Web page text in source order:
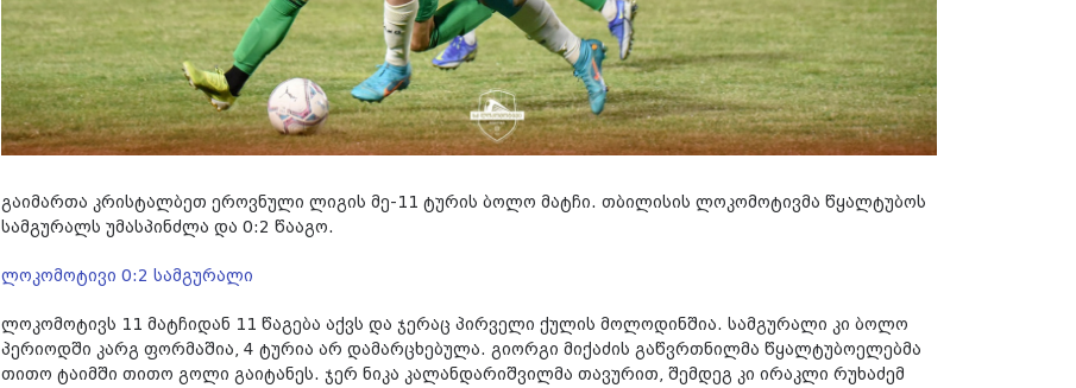
გაიმართა კრისტალბეთ ეროვნული ლიგის მე-11 ტურის ბოლო მატჩი. თბილისის ლოკომოტივმა წყალტუბოს
სამგურალს უმასპინძლა და 0:2 წააგო.
ლოკომოტივი 0:2 სამგურალი
ლოკომოტივს 11 მატჩიდან 11 წაგება აქვს და ჯერაც პირველი ქულის მოლოდინშია. სამგურალი კი ბოლო
პერიოდში კარგ ფორმაშია, 4 ტურია არ დამარცხებულა. გიორგი მიქაძის გაწვრთნილმა წყალტუბოელებმა
თითო ტაიმში თითო გოლი გაიტანეს. ჯერ ნიკა კალანდარიშვილმა თავურით, შემდეგ კი ირაკლი რუხაძემ